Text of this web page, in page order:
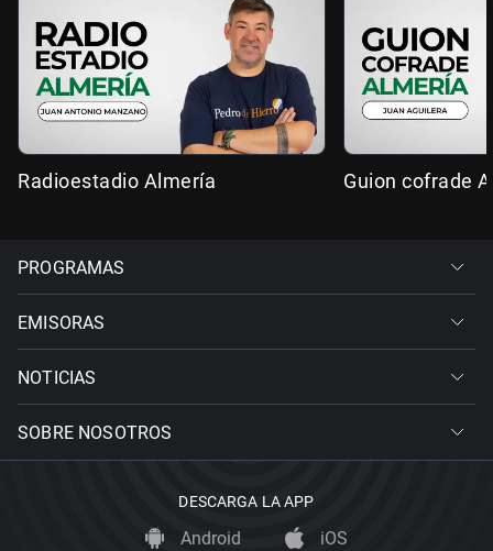
Radioestadio Almería Guion cofrade
PROGRAMAS
EMISORAS
NOTICIAS
SOBRE NOSOTROS
DESCARGA LA APP
Android iOS